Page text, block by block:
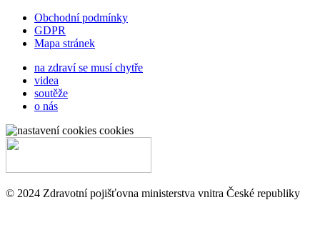
Obchodní podmínky
GDPR
Mapa stránek
na zdraví se musí chytře
videa
soutěže
o nás
cookies
© 2024 Zdravotní pojišťovna ministerstva vnitra České republiky